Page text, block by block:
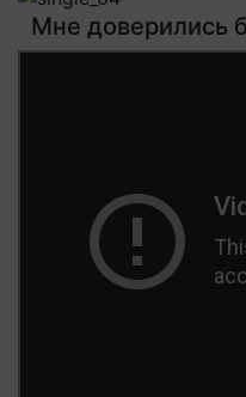
Мне доверились